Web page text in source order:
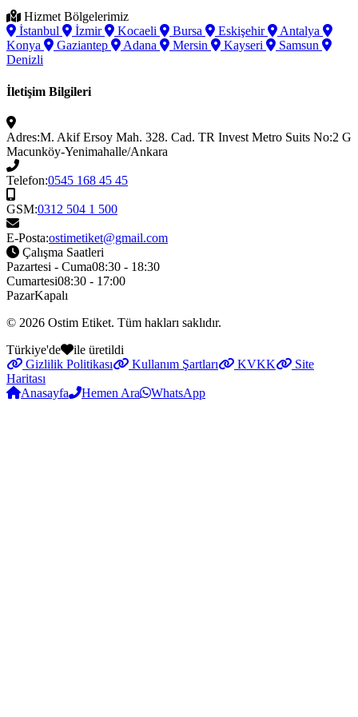
Hizmet Bölgelerimiz
İstanbul
İzmir Kocaeli Bursa Eskişehir
Antalya
Konya
Gaziantep Adana Mersin Kayseri
Samsun
Denizli
İletişim Bilgileri
Adres:M. Akif Ersoy Mah. 328. Cad. TR Invest Metro Suits No:2 G
Macunköy-Yenimahalle/Ankara
Telefon:0545 168 45 45
GSM:0312 504 1 500
E-Posta:ostimetiket@gmail.com
Çalışma Saatleri
Pazartesi - Cuma08:30 - 18:30
Cumartesi08:30 - 17:00
PazarKapalı
© 2026 Ostim Etiket. Tüm hakları saklıdır.
Türkiye'de
ile üretildi
Gizlilik Politikası
Kullanım Şartları KVKK
Site
Haritası
Anasayfa
Hemen Ara WhatsApp